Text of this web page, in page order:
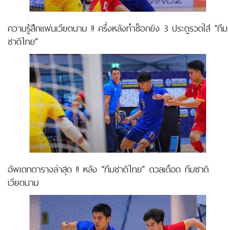
ความรู้สึกแฟนเวียดนาม !! ครึ่งหลังทำช็อกยิง 3 ประตูรวดใส่ “ทีม
ชาติไทย”
อัพเดทตารางล่าสุด !! หลัง “ทีมชาติไทย” ดวลเดือด ทีมชาติ
เวียดนาม